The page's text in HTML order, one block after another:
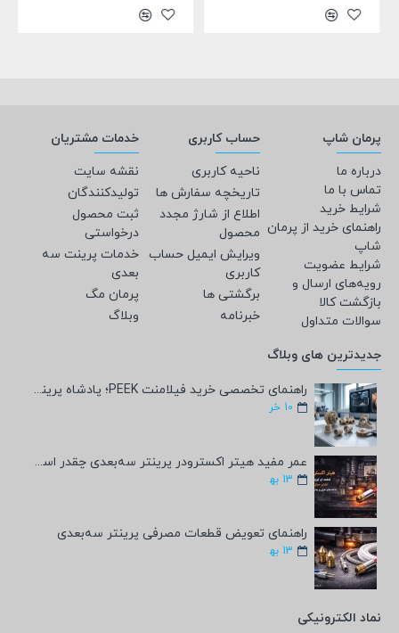
پرمان شاپ
درباره ما
تماس با ما
شرایط خرید
راهنمای خرید از پرمان
شاپ
شرایط عضویت
رویه‌های ارسال و
بازگشت کالا
سوالات متداول
حساب کاربری
ناحیه کاربری
تاریخچه سفارش ها
اطلاع از شارژ مجدد
محصول
ویرایش ایمیل حساب
کاربری
برگشتی ها
خبرنامه
خدمات مشتریان
نقشه سایت
تولیدکنندگان
ثبت محصول
درخواستی
خدمات پرینت سه
بعدی
پرمان مگ
وبلاگ
جدیدترین های وبلاگ
راهنمای تخصصی خرید فیلامنت PEEK؛ پادشاه پرینت سه‌بعدی صنعتی و پزشکی + مشخصات فنی
10 خر
عمر مفید هیتر اکسترودر پرینتر سه‌بعدی چقدر است؟
13 به‍
راهنمای تعویض قطعات مصرفی پرینتر سه‌بعدی
13 به‍
نماد الکترونیکی